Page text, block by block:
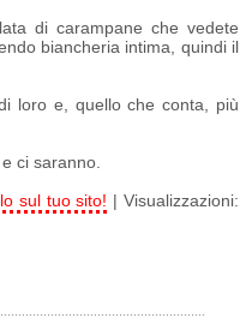
di carampane che vedete
biancheria intima, quindi il
loro e, quello che conta, più
ci saranno.
sul tuo sito! | Visualizzazioni: